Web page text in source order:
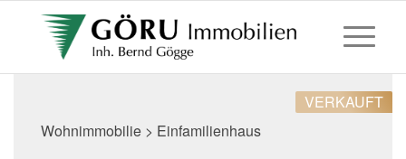
Wohnimmobilie > Einfamilienhaus
VERKAUFT